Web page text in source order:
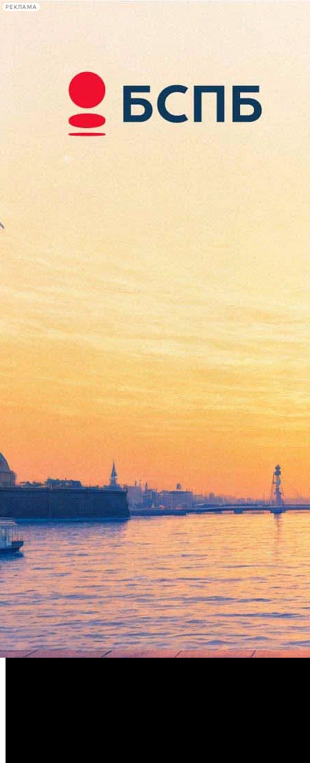
РЕКЛАМА
Сегодня:
2026.08.08
09:18
Афиша Plus
Студия Уолта Диснея
выложила трейлер новых
«Утиных историй»
Версия для печати
На канале Disney XD на YouTube появился трейлер нового
сезона популярного анимационного сериала «Утиные
истории», который показывали в США на рубеже 1980-
х-1990-х, и в начале 1990-х в России.
Зрители нашли подтверждение своим догадкам, что команде
юных утят предстоит большое кругосветное путешествие, а
дядюшка Скрудж должен будет осознать, что не все его
большие победы — в прошлом.